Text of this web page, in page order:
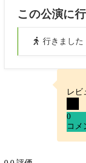
この公演に
行きました
レビ
0
コメ